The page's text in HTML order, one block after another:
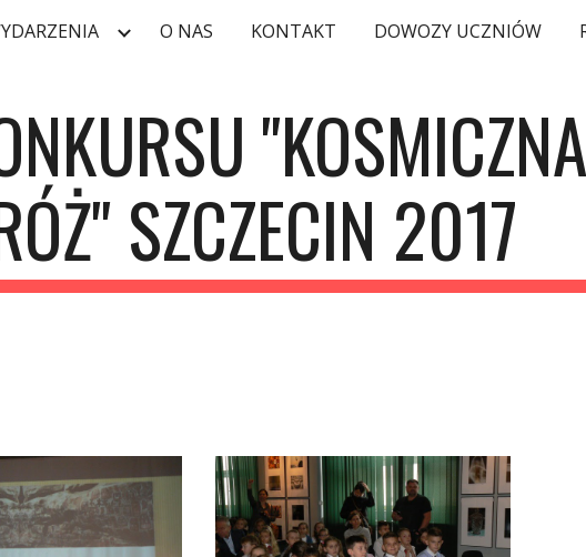
content Skip to navigation
O NAS KONTAKT DOWOZY UCZNIÓW
"KOSMICZNA
SZCZECIN 2017